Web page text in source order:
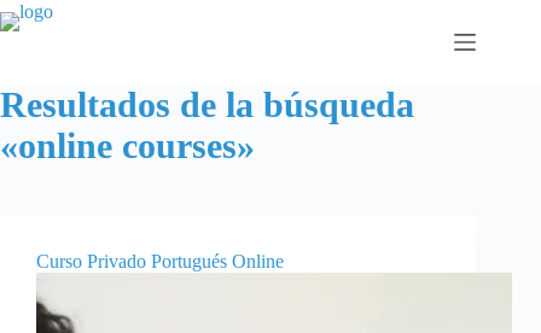
Saltar
al
Resultados de la búsqueda
«online courses»
Curso Privado Portugués Online